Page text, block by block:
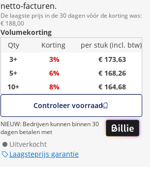
netto-facturen.
De laagste prijs in de 30 dagen vóór de korting was:
€ 188,00
Volumekorting
Qty
Korting
per stuk (incl. btw)
3+
3%
€ 173,63
5+
6%
€ 168,26
10+
8%
€ 164,68
Controleer voorraad
NIEUW: Bedrijven kunnen binnen 30
dagen betalen met
Uitverkocht
Laagsteprijs garantie